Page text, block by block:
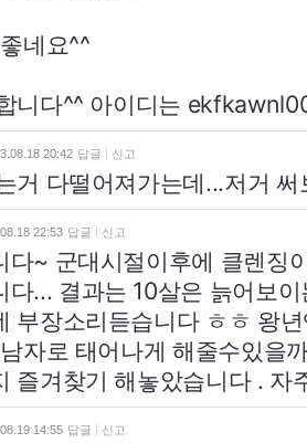
네요^^
니다^^ 아이디는
20:42 답글 신고
거 다떨어져가는데...저거
22:53 답글 신고
다~ 군대시절이후에 클렌징
다... 결과는 10살은 늙어보
부장소리듣습니다 ㅎㅎ 왕
자로 태어나게 해줄수있을
즐겨찾기 해놓았습니다 .
14:55 답글 신고